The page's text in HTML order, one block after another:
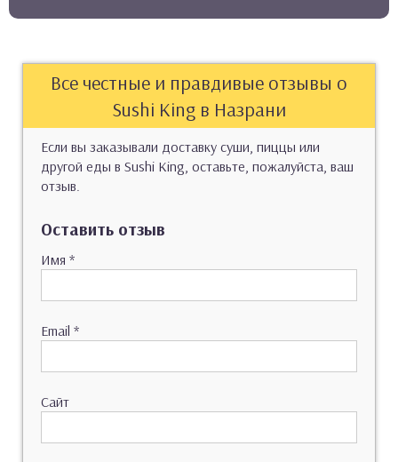
Все честные и правдивые отзывы о
Sushi King в Назрани
Если вы заказывали доставку суши, пиццы или
другой еды в Sushi King, оставьте, пожалуйста, ваш
отзыв.
Оставить отзыв
Имя *
Email *
Сайт